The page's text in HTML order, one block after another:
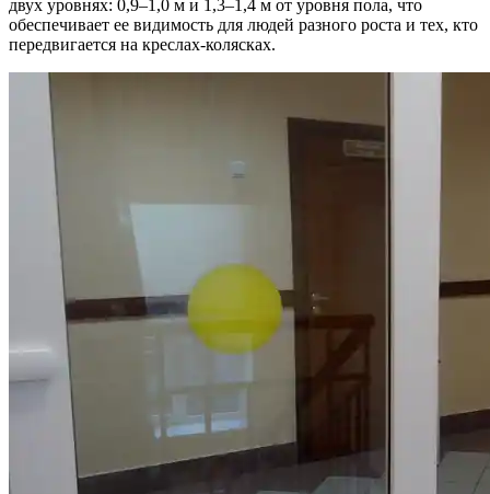
двух уровнях: 0,9–1,0 м и 1,3–1,4 м от уровня пола, что
обеспечивает ее видимость для людей разного роста и тех, кто
передвигается на креслах-колясках.